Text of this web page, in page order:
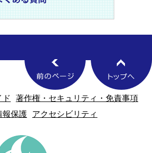
ド
著作権・セキュリティ・免責事項
報保護
アクセシビリティ